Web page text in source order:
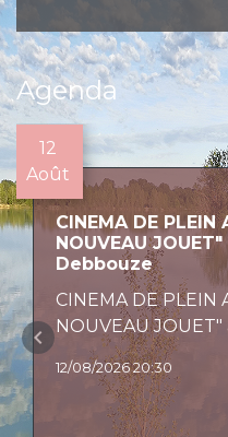
Agenda
12
Août
CINEMA DE PLEIN
NOUVEAU
Debbouze
CINEMA DE PLEIN
NOUVEAU
12/08/2026 20:30
keyboard_arrow_left